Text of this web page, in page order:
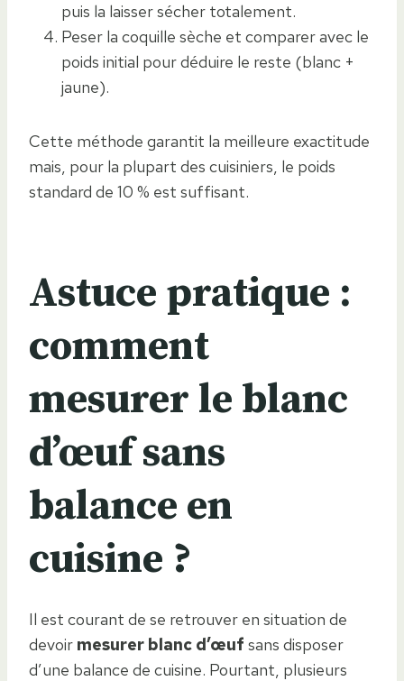
puis la laisser sécher totalement.
Peser la coquille sèche et comparer avec le
poids initial pour déduire le reste (blanc +
jaune).
Cette méthode garantit la meilleure exactitude
mais, pour la plupart des cuisiniers, le poids
standard de 10 % est suffisant.
Astuce pratique :
comment
mesurer le blanc
d’œuf sans
balance en
cuisine ?
Il est courant de se retrouver en situation de
devoir mesurer blanc d’œuf sans disposer
d’une balance de cuisine. Pourtant, plusieurs